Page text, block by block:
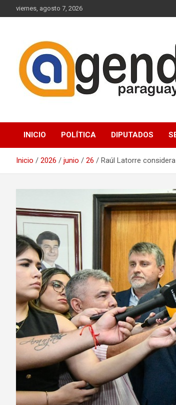
al
viernes, agosto 7, 2026
Agenda Paraguay
INICIO POLÍTICA DIPUTADOS
Inicio 2026 junio 26 Raúl Latorre